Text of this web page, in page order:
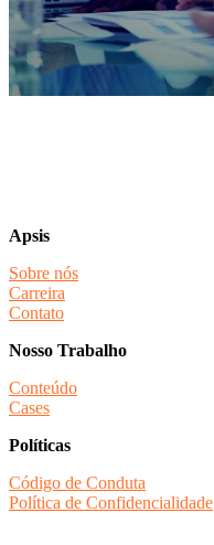
Apsis
Sobre nós
Carreira
Contato
Nosso Trabalho
Conteúdo
Cases
Políticas
Código de Conduta
Política de Confidencialidade